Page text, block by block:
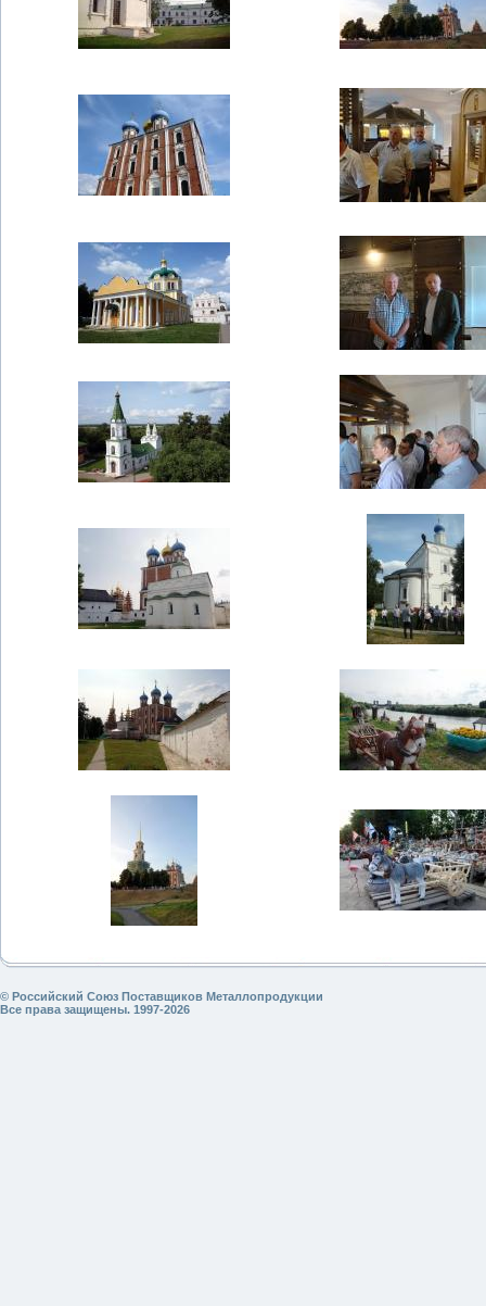
© Российский Союз Поставщиков Металлопродукции
Все права защищены. 1997-2026